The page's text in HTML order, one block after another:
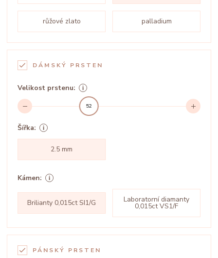
růžové zlato palladium
DÁMSKÝ PRSTEN
Velikost prstenu:
52
Šířka:
2.5 mm
Kámen:
Brilianty 0,015ct SI1/G Laboratorní diamanty
0,015ct VS1/F
PÁNSKÝ PRSTEN